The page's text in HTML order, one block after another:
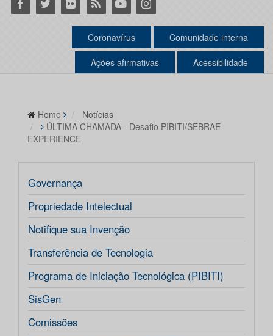
Coronavírus Comunidade interna
Ações afirmativas Acessibilidade
Home
Notícias
ÚLTIMA CHAMADA - Desafio PIBITI/SEBRAE
EXPERIENCE
Governança
Propriedade Intelectual
Notifique sua Invenção
Transferência de Tecnologia
Programa de Iniciação Tecnológica (PIBITI)
SisGen
Comissões